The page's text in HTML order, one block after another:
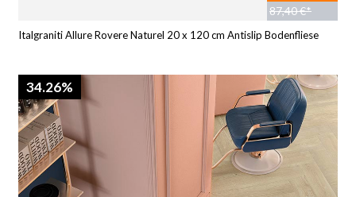
87,40 €*
Italgraniti Allure Rovere Naturel 20 x 120 cm Antislip Bodenfliese
34.26%